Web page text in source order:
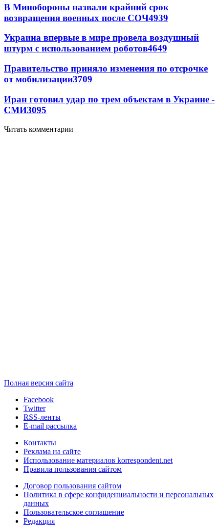
В Минобороны назвали крайний срок
возвращения военных после СОЧ4939
Украина впервые в мире провела воздушный
штурм с использованием роботов4649
Правительство приняло изменения по отсрочке
от мобилизации3709
Иран готовил удар по трем объектам в Украине -
СМИ3095
Читать комментарии
Полная версия сайта
Facebook
Twitter
RSS-ленты
E-mail рассылка
Контакты
Реклама на сайте
Использование материалов korrespondent.net
Правила пользования сайтом
Договор пользования сайтом
Политика в сфере конфиденциальности и персональных
данных
Пользовательское соглашение
Редакция